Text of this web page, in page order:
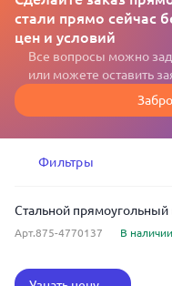
стали прямо сейчас
цен и условий
Все вопросы можно
или можете оставить
Фильтры
Стальной
Арт.875-4770137 В наличии